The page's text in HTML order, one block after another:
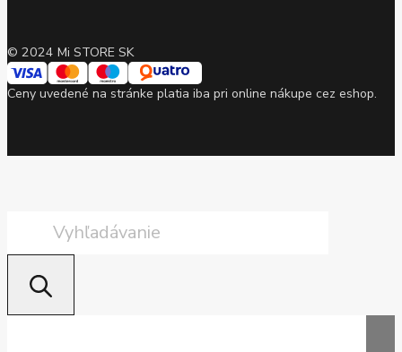
© 2024 Mi STORE SK
Ceny uvedené na stránke platia iba pri online nákupe cez eshop.